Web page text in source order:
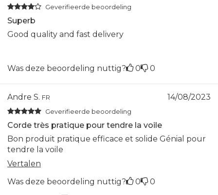
Geverifieerde beoordeling
Superb
Good quality and fast delivery
Was deze beoordeling nuttig? 0 0
Andre S. FR 14/08/2023
Geverifieerde beoordeling
Corde très pratique pour tendre la voile
Bon produit pratique efficace et solide Génial pour
tendre la voile
Vertalen
Was deze beoordeling nuttig?
0 0